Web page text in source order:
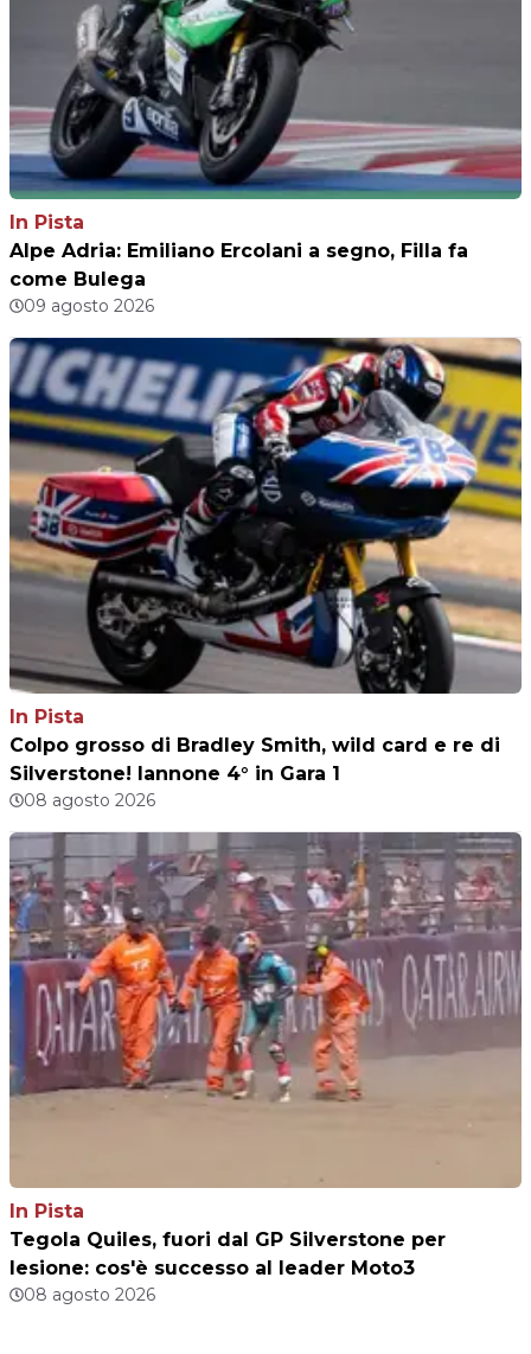
In Pista
Alpe Adria: Emiliano Ercolani a segno, Filla fa
come Bulega
09 agosto 2026
In Pista
Colpo grosso di Bradley Smith, wild card e re di
Silverstone! Iannone 4° in Gara 1
08 agosto 2026
In Pista
Tegola Quiles, fuori dal GP Silverstone per
lesione: cos'è successo al leader Moto3
08 agosto 2026